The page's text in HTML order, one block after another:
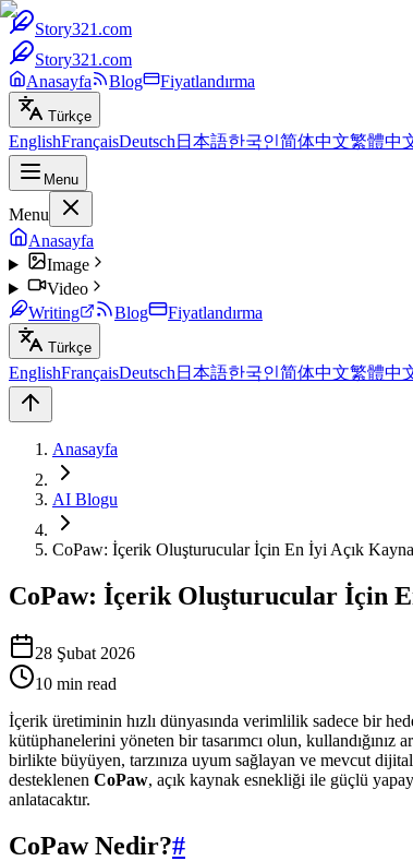
Story321.com
Story321.com
Anasayfa
Blog Fiyatlandırma
Türkçe
EnglishFrançaisDeutsch 日本語한국인简体中文繁體中
Menu
Menu
Anasayfa
Image
Video
Writing
Blog Fiyatlandırma
Türkçe
EnglishFrançaisDeutsch 日本語한국인简体中文繁體中
Anasayfa
AI Blogu
CoPaw: İçerik Oluşturucular İçin En İyi Açık
CoPaw: İçerik Oluşturucular İçin
28 Şubat 2026
10 min read
İçerik üretiminin hızlı dünyasında verimlilik sadece bir
kütüphanelerini yöneten bir tasarımcı olun, kullandığınız
birlikte büyüyen, tarzınıza uyum sağlayan ve mevcut
desteklenen CoPaw, açık kaynak esnekliği ile güçlü
anlatacaktır.
CoPaw Nedir?#